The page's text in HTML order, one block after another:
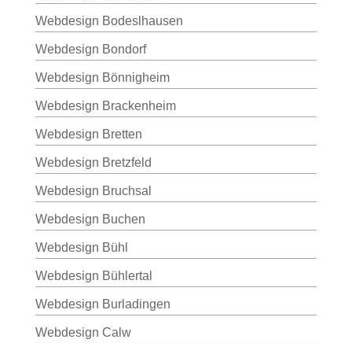
Webdesign Bodeslhausen
Webdesign Bondorf
Webdesign Bönnigheim
Webdesign Brackenheim
Webdesign Bretten
Webdesign Bretzfeld
Webdesign Bruchsal
Webdesign Buchen
Webdesign Bühl
Webdesign Bühlertal
Webdesign Burladingen
Webdesign Calw